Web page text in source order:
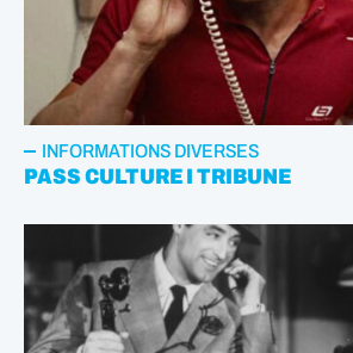
INFORMATIONS DIVERSES
PASS CULTURE I TRIBUNE